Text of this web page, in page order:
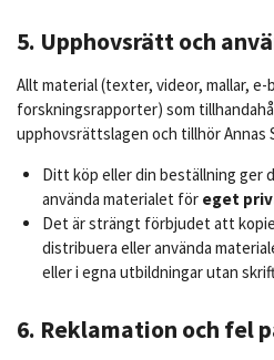
5. Upphovsrätt och
Allt material (texter, videor, mallar, e-
forskningsrapporter) som
upphovsrättslagen och tillhör Annas
Ditt köp eller din beställning ger
använda materialet för eget
Det är strängt förbjudet att
distribuera eller använda
eller i egna utbildningar utan
6. Reklamation och fel